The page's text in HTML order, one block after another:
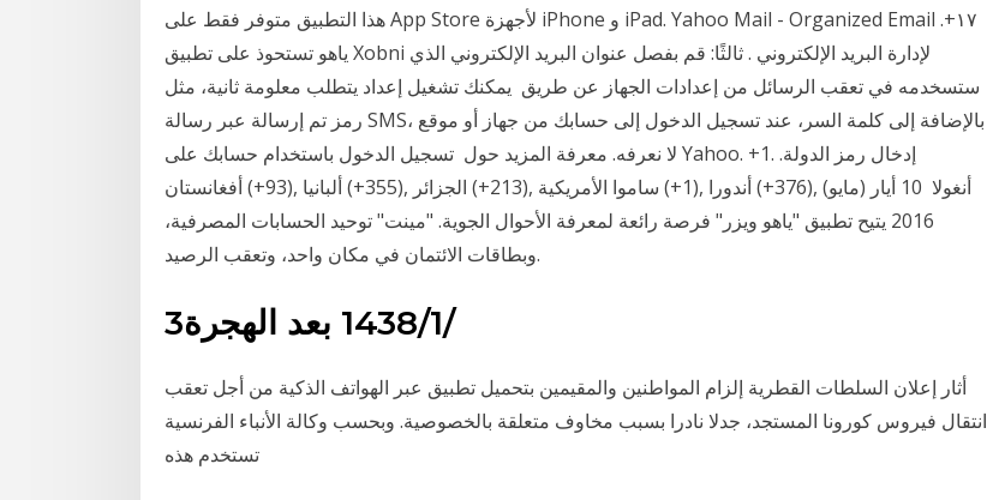
هذا التطبيق متوفر فقط على App Store لأجهزة iPhone و iPad. Yahoo Mail - Organized Email ١٧+‏.
ياهو تستحوذ على تطبيق Xobni لإدارة البريد الإلكتروني . ثالثًا: قم بفصل عنوان البريد الإلكتروني الذي
ستسخدمه في تعقب الرسائل من إعدادات الجهاز عن طريق يمكنك تشغيل إعداد يتطلب معلومة ثانية، مثل
رمز تم إرسالة عبر رسالة SMS، بالإضافة إلى كلمة السر، عند تسجيل الدخول إلى حسابك من جهاز أو موقع
لا نعرفه. معرفة المزيد حول تسجيل الدخول باستخدام حسابك على Yahoo. +1. إدخال رمز الدولة.
أفغانستان ‪(+93)‬, ألبانيا ‪(+355)‬, الجزائر ‪(+213)‬, ساموا الأمريكية ‪(+1)‬, أندورا ‪(+376)‬, أنغولا 10 أيار (مايو)
2016 يتيح تطبيق "ياهو ويزر" فرصة رائعة لمعرفة الأحوال الجوية. "مينت" توحيد الحسابات المصرفية،
وبطاقات الائتمان في مكان واحد، وتعقب الرصيد.
3‏‏/1‏‏/1438 بعد الهجرة
أثار إعلان السلطات القطرية إلزام المواطنين والمقيمين بتحميل تطبيق عبر الهواتف الذكية من أجل تعقب
انتقال فيروس كورونا المستجد، جدلا نادرا بسبب مخاوف متعلقة بالخصوصية. وبحسب وكالة الأنباء الفرنسية
تستخدم هذه